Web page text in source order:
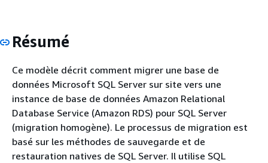
Résumé
Ce modèle décrit comment migrer une base de
données Microsoft SQL Server sur site vers une
instance de base de données Amazon Relational
Database Service (Amazon RDS) pour SQL Server
(migration homogène). Le processus de migration est
basé sur les méthodes de sauvegarde et de
restauration natives de SQL Server. Il utilise SQL